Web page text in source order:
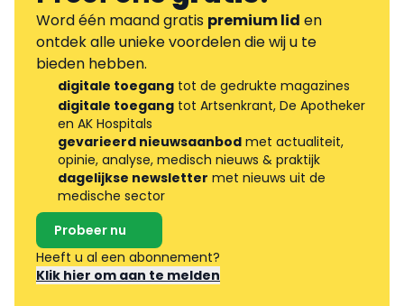
Word één maand gratis premium lid en
ontdek alle unieke voordelen die wij u te
bieden hebben.
digitale toegang tot de gedrukte magazines
digitale toegang tot Artsenkrant, De Apotheker
en AK Hospitals
gevarieerd nieuwsaanbod met actualiteit,
opinie, analyse, medisch nieuws & praktijk
dagelijkse newsletter met nieuws uit de
medische sector
Probeer nu
Heeft u al een abonnement?
Klik hier om aan te melden